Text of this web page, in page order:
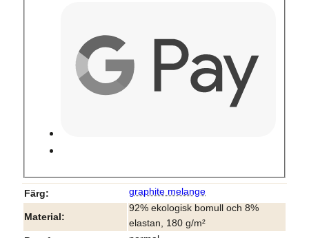
Färg graphite melange
Material
92% ekologisk bomull och 8%
elastan, 180 g/m²